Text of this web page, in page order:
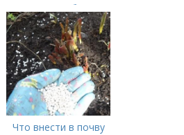
вносить удобрение
— весной или осенью
(СОВЕТЫ ОПЫТНЫХ)
Что внести в почву